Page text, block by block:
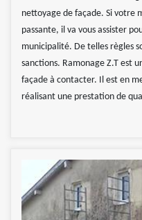
nettoyage de façade. Si votre
passante, il va vous assister
municipalité. De telles règles
sanctions. Ramonage Z.T est
façade à contacter. Il est en
réalisant une prestation de